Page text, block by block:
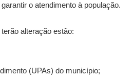
o atendimento à população.
alteração estão:
(UPAs) do município;